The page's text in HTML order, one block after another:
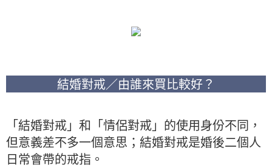
結婚對戒／由誰來買比較好？
「結婚對戒」和「情侶對戒」的使用身份不同，
但意義差不多一個意思；結婚對戒是婚後二個人
日常會帶的戒指。